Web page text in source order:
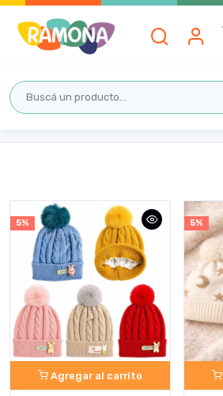
Inicio ROPA Y CALZADO
5%
Agregar al carrito
5%